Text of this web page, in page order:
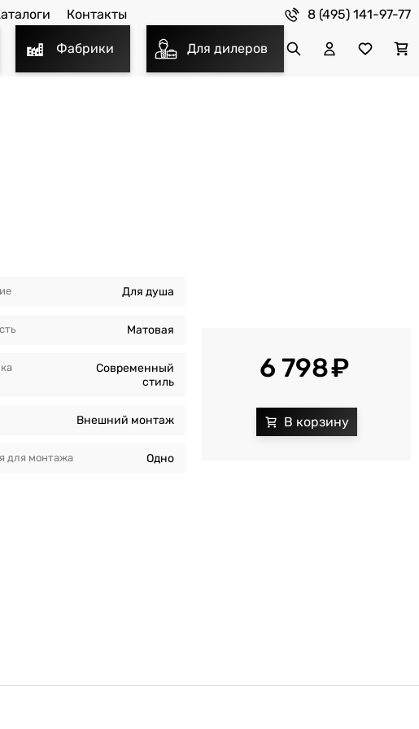
Контакты 8 (495) 141-97-77
Фабрики Для дилеров
Для душа
Матовая
Современный
стиль
Внешний монтаж
для монтажа Одно
6 798